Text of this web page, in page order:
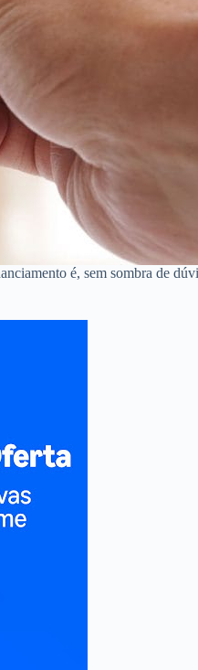
é, sem sombra de